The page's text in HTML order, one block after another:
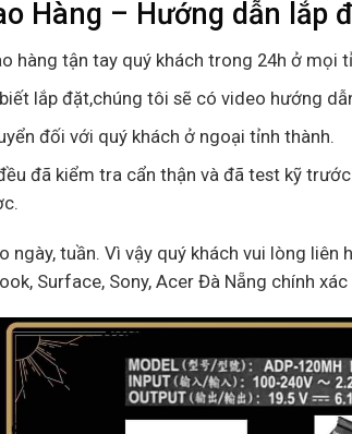
Hàng – Hướng dẫn lắp
hàng tận tay quý khách trong 24h ở mọi
lắp đặt,chúng tôi sẽ có video hướng
đối với quý khách ở ngoại tỉnh thành.
đã kiểm tra cẩn thận và đã test kỹ
ngày, tuần. Vì vậy quý khách vui lòng
Surface, Sony, Acer Đà Nẵng chính